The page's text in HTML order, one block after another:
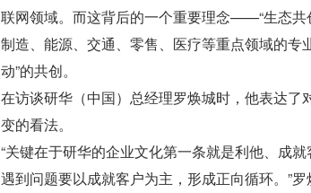
联网领域。而这背后的一个重要理念——“生态共
制造、能源、交通、零售、医疗等重点领域的专
动”的共创。
在访谈研华（中国）总经理罗焕城时，他表达
变的看法。
“关键在于研华的企业文化第一条就是利他、成
遇到问题要以成就客户为主，形成正向循环。”罗